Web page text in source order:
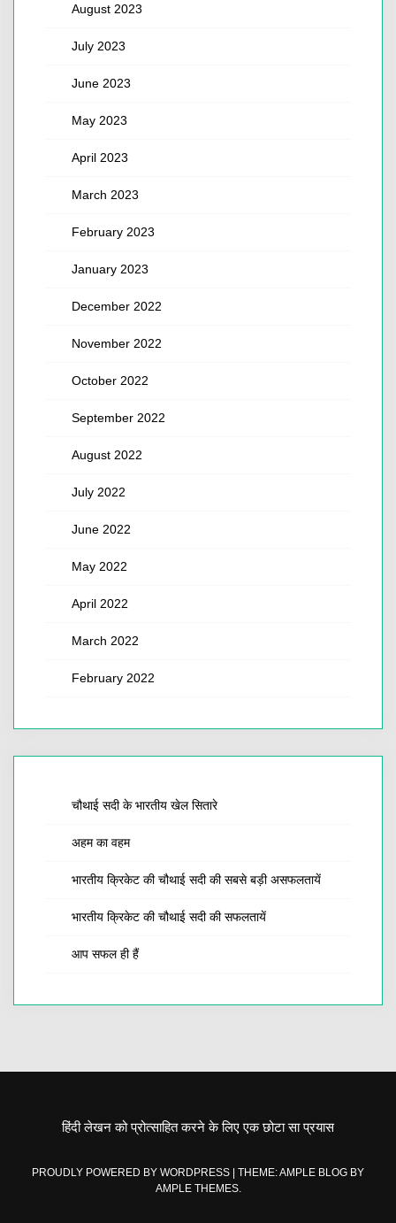
August 2023
July 2023
June 2023
May 2023
April 2023
March 2023
February 2023
January 2023
December 2022
November 2022
October 2022
September 2022
August 2022
July 2022
June 2022
May 2022
April 2022
March 2022
February 2022
चौथाई सदी के भारतीय खेल सितारे
अहम का वहम
भारतीय क्रिकेट की चौथाई सदी की सबसे बड़ी असफलतायें
भारतीय क्रिकेट की चौथाई सदी की सफलतायें
आप सफल ही हैं
हिंदी लेखन को प्रोत्साहित करने के लिए एक छोटा सा प्रयास
PROUDLY POWERED BY WORDPRESS
THEME: AMPLE BLOG BY
AMPLE THEMES.